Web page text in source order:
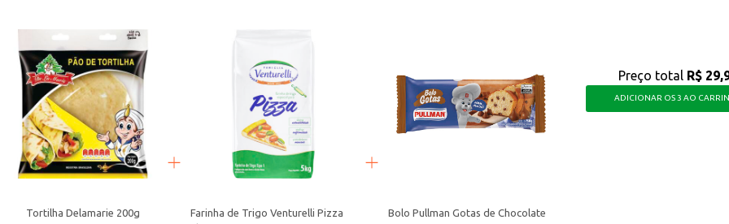
Tortilha Delamarie 200g
Farinha de Trigo Venturelli Pizza
Bolo Pullman Gotas de Chocolate
Preço total R$
ADICIONAR OS 3 AO